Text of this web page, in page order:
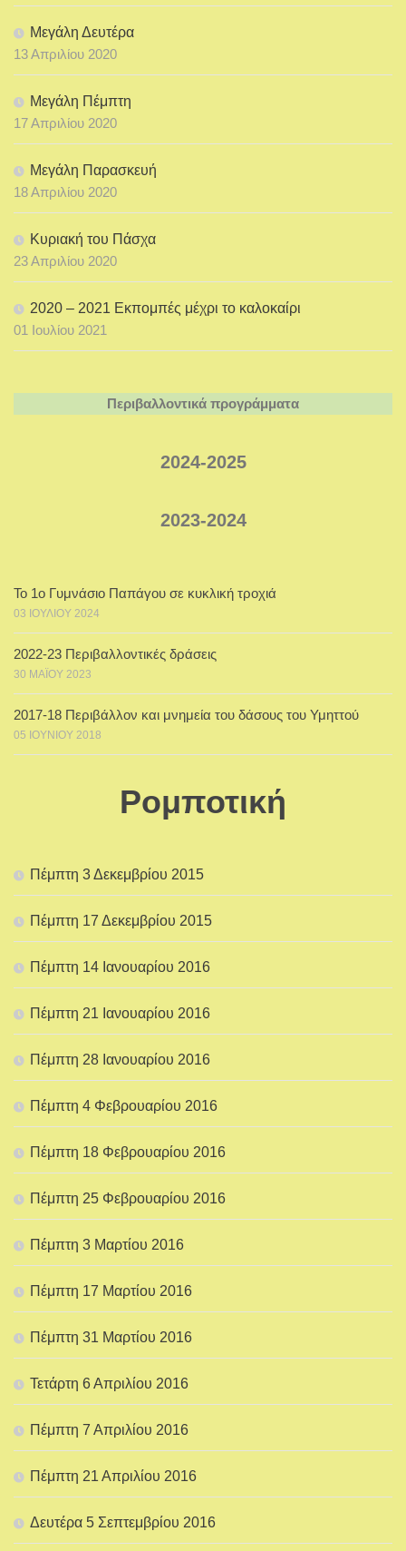
Μεγάλη Δευτέρα
13 Απριλίου 2020
Μεγάλη Πέμπτη
17 Απριλίου 2020
Μεγάλη Παρασκευή
18 Απριλίου 2020
Κυριακή του Πάσχα
23 Απριλίου 2020
2020 – 2021 Εκπομπές μέχρι το καλοκαίρι
01 Ιουλίου 2021
Περιβαλλοντικά προγράμματα
2024-2025
2023-2024
Το 1ο Γυμνάσιο Παπάγου σε κυκλική τροχιά
03 ΙΟΥΛΊΟΥ 2024
2022-23 Περιβαλλοντικές δράσεις
30 ΜΑΪ́ΟΥ 2023
2017-18 Περιβάλλον και μνημεία του δάσους του Υμηττού
05 ΙΟΥΝΊΟΥ 2018
Ρομποτική
Πέμπτη 3 Δεκεμβρίου 2015
Πέμπτη 17 Δεκεμβρίου 2015
Πέμπτη 14 Ιανουαρίου 2016
Πέμπτη 21 Ιανουαρίου 2016
Πέμπτη 28 Ιανουαρίου 2016
Πέμπτη 4 Φεβρουαρίου 2016
Πέμπτη 18 Φεβρουαρίου 2016
Πέμπτη 25 Φεβρουαρίου 2016
Πέμπτη 3 Μαρτίου 2016
Πέμπτη 17 Μαρτίου 2016
Πέμπτη 31 Μαρτίου 2016
Τετάρτη 6 Απριλίου 2016
Πέμπτη 7 Απριλίου 2016
Πέμπτη 21 Απριλίου 2016
Δευτέρα 5 Σεπτεμβρίου 2016